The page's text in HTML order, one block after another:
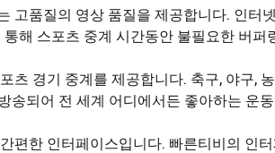
고품질의 영상 품질을 제공합니다. 인터
해 스포츠 중계 시간동안 불필요한 버
츠 경기 중계를 제공합니다. 축구, 야구,
송되어 전 세계 어디에서든 좋아하는 운
편한 인터페이스입니다. 빠른티비의 인